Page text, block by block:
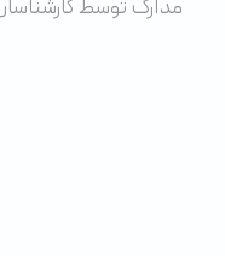
مدارک توسط